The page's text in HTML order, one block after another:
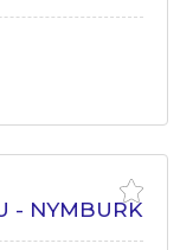
- NYMBURK